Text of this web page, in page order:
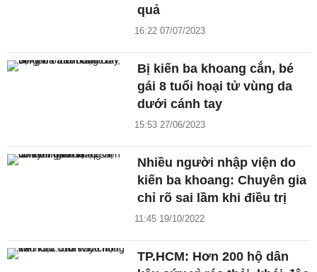
quả
16:22 07/07/2023
Bị kiến ba khoang cắn, bé
gái 8 tuổi hoại tử vùng da
dưới cánh tay
15:53 27/06/2023
Nhiều người nhập viện do
kiến ba khoang: Chuyên gia
chỉ rõ sai lầm khi điều trị
11:45 19/10/2022
TP.HCM: Hơn 200 hộ dân